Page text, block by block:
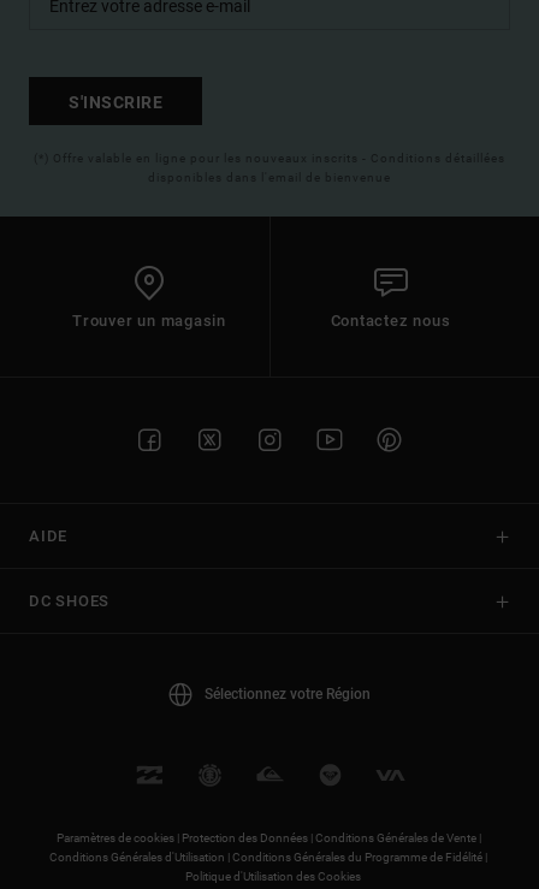
S'INSCRIRE
(*) Offre valable en ligne pour les nouveaux inscrits - Conditions détaillées
disponibles dans l'email de bienvenue
Trouver un magasin Contactez nous
AIDE
DC SHOES
Sélectionnez votre Région
Paramètres de cookies | Protection des Données |Conditions Générales de Vente |
Conditions Générales d'Utilisation |Conditions Générales du Programme de Fidélité |
Politique d'Utilisation des Cookies